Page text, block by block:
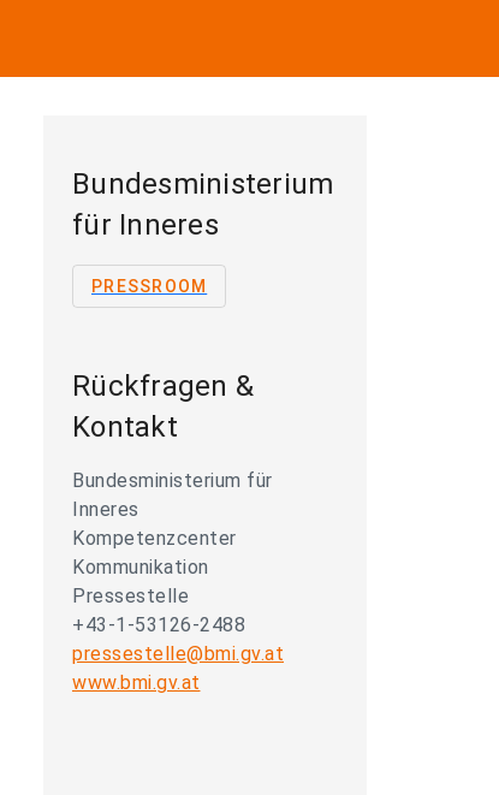
Bundesministerium
für Inneres
PRESSROOM
Rückfragen &
Kontakt
Bundesministerium für
Inneres
Kompetenzcenter
Kommunikation
Pressestelle
+43-1-53126-2488
pressestelle@bmi.gv.at
www.bmi.gv.at